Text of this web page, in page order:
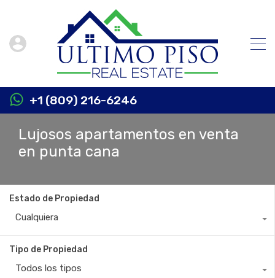
+1 (809) 216-6246
Lujosos apartamentos en venta
en punta cana
Estado de Propiedad
Cualquiera
Tipo de Propiedad
Todos los tipos